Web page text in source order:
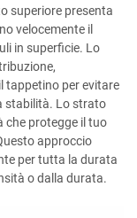
superiore presenta
velocemente il
in superficie. Lo
tappetino per evitare
stabilità. Lo strato
che protegge il tuo
approccio
per tutta la durata
o dalla durata.